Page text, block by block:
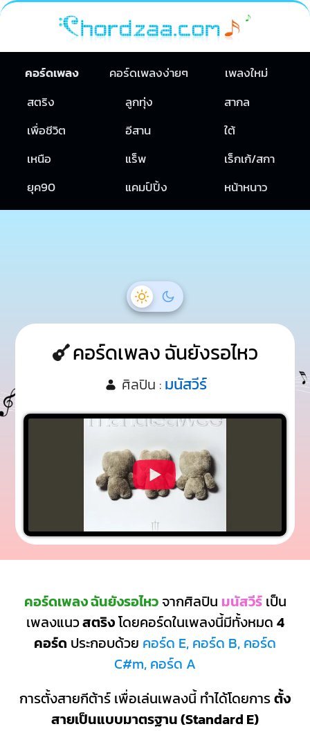
คอร์ดเพลง คอร์ดเพลงง่ายๆ
เพลงใหม่
สตริง
ลูกทุ่ง
สากล
เพื่อชีวิต
อีสาน
ใต้
เหนือ
แร็พ
เร็กเก้/สกา
ยุค90
แคมป์ปิ้ง หน้าหนาว
คอร์ดเพลง ฉันยังรอไหว
ศิลปิน : มนัสวีร์
คอร์ดเพลง ฉันยังรอไหวจากศิลปิน มนัสวีร์เป็น
เพลงแนวสตริงโดยคอร์ดในเพลงนี้มีทั้งหมด 4
คอร์ด ประกอบด้วย คอร์ด E, คอร์ด B, คอร์ด
C#m, คอร์ด A
การตั้งสายกีต้าร์ เพื่อเล่นเพลงนี้ ทำได้โดยการตั้ง
สายเป็นแบบมาตรฐาน (Standard E)